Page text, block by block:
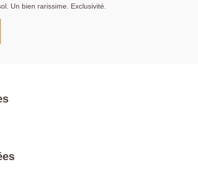
Un bien rarissime. Exclusivité.